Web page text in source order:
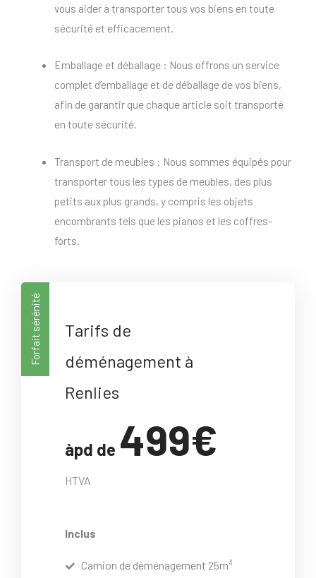
vous aider à transporter tous vos biens en toute
sécurité et efficacement.
Emballage et déballage : Nous offrons un service
complet d’emballage et de déballage de vos biens,
afin de garantir que chaque article soit transporté
en toute sécurité.
Transport de meubles : Nous sommes équipés pour
transporter tous les types de meubles, des plus
petits aux plus grands, y compris les objets
encombrants tels que les pianos et les coffres-
forts.
Forfait sérénité
Tarifs de
déménagement à
Renlies
àpd de 499€
HTVA
Inclus
Camion de déménagement 25m³